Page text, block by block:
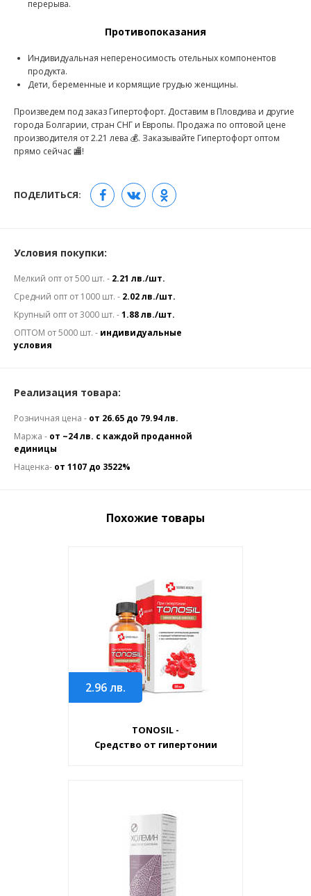
перерыва.
Противопоказания
Индивидуальная непереносимость отельных компонентов
продукта.
Дети, беременные и кормящие грудью женщины.
Произведем под заказ Гипертофорт. Доставим в Пловдива и другие
города Болгарии, стран СНГ и Европы. Продажа по оптовой цене
производителя от 2.21 лева 💰. Заказывайте Гипертофорт оптом
прямо сейчас 🏬!
ПОДЕЛИТЬСЯ:
Условия покупки:
Мелкий опт от 500 шт. - 2.21 лв./шт.
Средний опт от 1000 шт. - 2.02 лв./шт.
Крупный опт от 3000 шт. -1.88 лв./шт.
ОПТОМ от 5000 шт. - индивидуальные
условия
Реализация товара:
Розничная цена - от 26.65 до 79.94 лв.
Маржа - от ~24 лв. с каждой проданной
единицы
Наценка- от 1107 до 3522%
Похожие товары
2.96лв.
TONOSIL -
Средство от гипертонии